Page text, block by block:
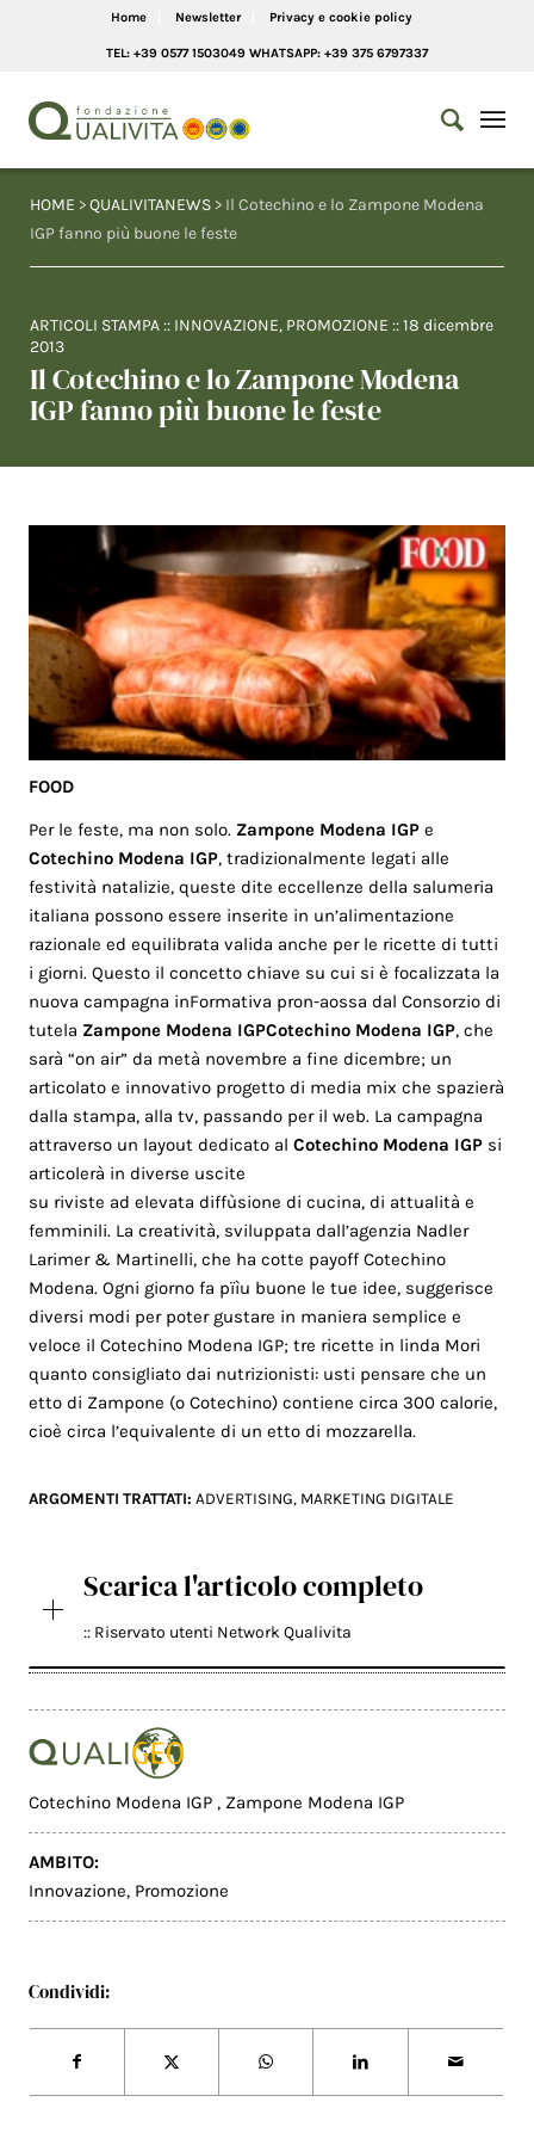
Home Newsletter Privacy e cookie policy
TEL: +39 0577 1503049 WHATSAPP: +39 375 6797337
HOME >QUALIVITANEWS > Il Cotechino e lo Zampone Modena
IGP fanno più buone le feste
ARTICOLI STAMPA :: INNOVAZIONE, PROMOZIONE ::18 dicembre
2013
Il Cotechino e lo Zampone Modena
IGP fanno più buone le feste
FOOD
Per le feste, ma non solo. Zampone Modena IGP e
Cotechino Modena IGP, tradizionalmente legati alle
festività natalizie, queste dite eccellenze della salumeria
italiana possono essere inserite in un’alimentazione
razionale ed equilibrata valida anche per le ricette di tutti
i giorni. Questo il concetto chiave su cui si è focalizzata la
nuova campagna inFormativa pron-aossa dal Consorzio di
tutela Zampone Modena IGPCotechino Modena IGP, che
sarà “on air” da metà novembre a fine dicembre; un
articolato e innovativo progetto di media mix che spazierà
dalla stampa, alla tv, passando per il web. La campagna
attraverso un layout dedicato alCotechino Modena IGP si
articolerà in diverse uscite
su riviste ad elevata diffùsione di cucina, di attualità e
femminili. La creatività, sviluppata dall’agenzia Nadler
Larimer & Martinelli, che ha cotte payoff Cotechino
Modena. Ogni giorno fa pïìu buone le tue idee, suggerisce
diversi modi per poter gustare in maniera semplice e
veloce il Cotechino Modena IGP; tre ricette in linda Mori
quanto consigliato dai nutrizionisti: usti pensare che un
etto di Zampone (o Cotechino) contiene circa 300 calorie,
cioè circa l’equivalente di un etto di mozzarella.
ARGOMENTI TRATTATI:ADVERTISING, MARKETING DIGITALE
Scarica l'articolo completo
:: Riservato utenti Network Qualivita
Cotechino Modena IGP, Zampone Modena IGP
AMBITO:
Innovazione, Promozione
Condividi: